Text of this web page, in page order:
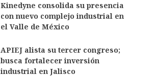
Kinedyne consolida su presencia
con nuevo complejo industrial en
el Valle de México
APIEJ alista su tercer congreso;
busca fortalecer inversión
industrial en Jalisco